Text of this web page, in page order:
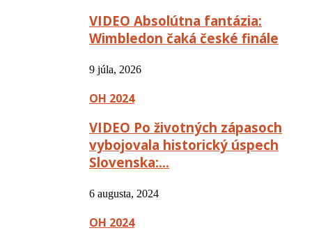
VIDEO Absolútna fantázia:
Wimbledon čaká české finále
9 júla, 2026
OH 2024
VIDEO Po životných zápasoch
vybojovala historický úspech
Slovenska:…
6 augusta, 2024
OH 2024